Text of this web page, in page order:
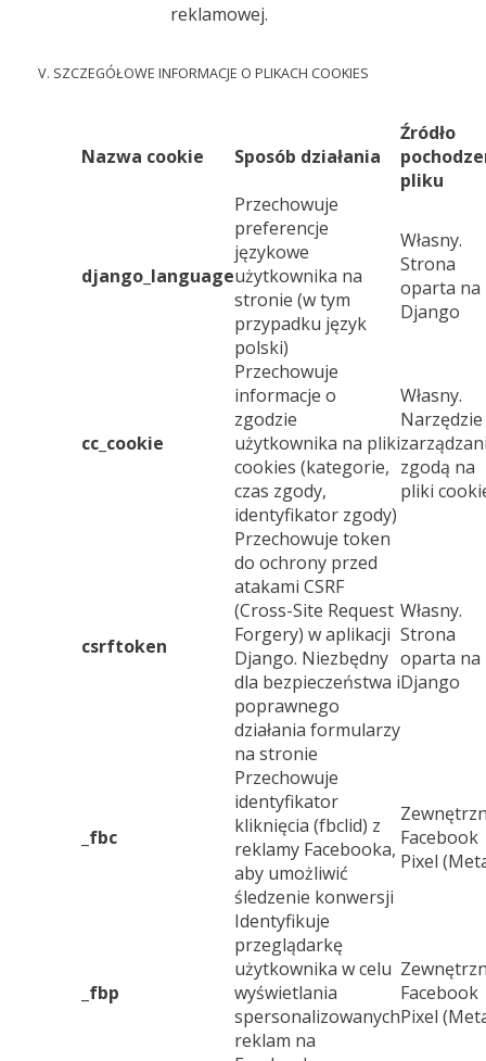
reklamowej.
V. SZCZEGÓŁOWE INFORMACJE O PLIKACH COOKIES
Nazwa cookie Sposób działania
Źródło
pliku
django_language
Przechowuje
preferencje
językowe
użytkownika na
stronie (w tym
przypadku język
polski)
Własny.
Strona
oparta na
Django
cc_cookie
Przechowuje
informacje o
zgodzie
użytkownika na pliki
cookies (kategorie,
czas zgody,
identyfikator zgody)
Własny.
zgodą na
pliki
csrftoken
Przechowuje token
do ochrony przed
atakami CSRF
(Cross-Site Request
Forgery) w aplikacji
Django. Niezbędny
dla bezpieczeństwa i
poprawnego
działania formularzy
na stronie
Własny.
Strona
oparta na
Django
_fbc
Przechowuje
identyfikator
kliknięcia (fbclid) z
reklamy Facebooka,
aby umożliwić
śledzenie konwersji
Facebook
Pixel
_fbp
Identyfikuje
przeglądarkę
użytkownika w celu
wyświetlania
spersonalizowanych
reklam na
Facebook
Pixel